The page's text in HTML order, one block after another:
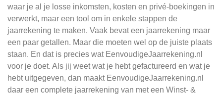
waar je al je losse inkomsten, kosten en privé-boekingen in
verwerkt, maar een tool om in enkele stappen de
jaarrekening te maken. Vaak bevat een jaarrekening maar
een paar getallen. Maar die moeten wel op de juiste plaats
staan. En dat is precies wat EenvoudigeJaarrekening.nl
voor je doet. Als jij weet wat je hebt gefactureerd en wat je
hebt uitgegeven, dan maakt EenvoudigeJaarrekening.nl
daar een complete jaarrekening van met een Winst- &